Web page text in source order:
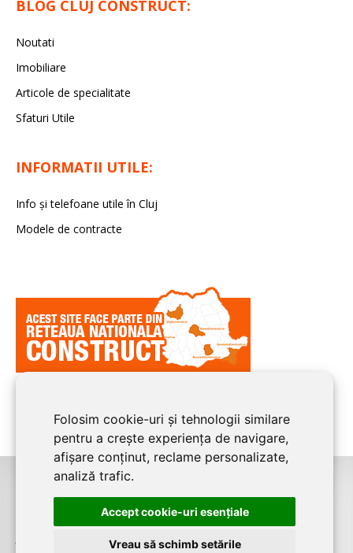
Folosim cookie-uri și tehnologii similare
pentru a crește experiența de navigare,
afișare conținut, reclame personalizate,
analiză trafic.
Accept cookie-uri esenţiale
Vreau să schimb setările
BLOG CLUJ CONSTRUCT:
Noutati
Imobiliare
Articole de specialitate
Sfaturi Utile
INFORMATII UTILE:
Info și telefoane utile în Cluj
Modele de contracte
CLUJ CONSTRUCTeste un serviciu de promovare online pentru
firme. Proiect digital dezvoltat deLIVE COMMUNICATIONS SRL
J12/4191/2006, RO19492087